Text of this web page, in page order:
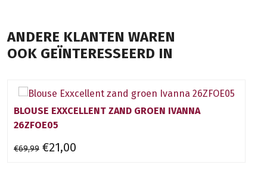
ANDERE KLANTEN WAREN
OOK GEÏNTERESSEERD IN
BLOUSE EXXCELLENT ZAND GROEN IVANNA
26ZFOE05
€69,99 €21,00